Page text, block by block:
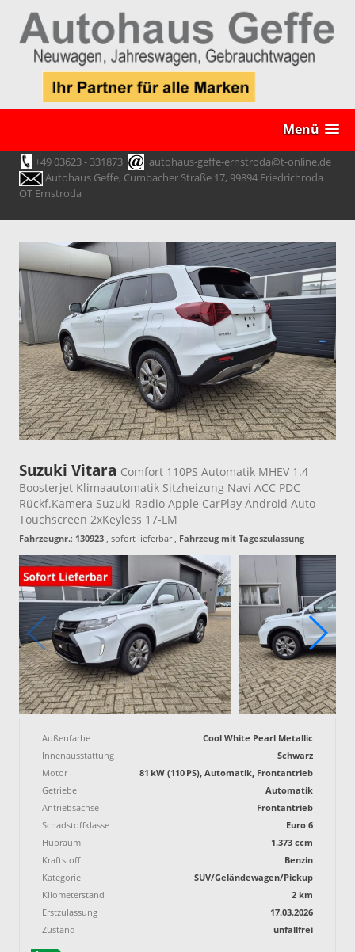
Menü
+49 03623 - 331873
autohaus-geffe-ernstroda@t-online.de
Autohaus Geffe, Cumbacher Straße 17, 99894 Friedrichroda
OT Ernstroda
Suzuki Vitara Comfort 110PS Automatik MHEV 1.4
Boosterjet Klimaautomatik Sitzheizung Navi ACC PDC
Rückf.Kamera Suzuki-Radio Apple CarPlay Android Auto
Touchscreen 2xKeyless 17-LM
Fahrzeugnr.: 130923 , sofort lieferbar, Fahrzeug mit Tageszulassung
Außenfarbe
Cool White Pearl Metallic
Innenausstattung
Schwarz
Motor
81 kW (110 PS), Automatik, Frontantrieb
Getriebe
Automatik
Antriebsachse
Frontantrieb
Schadstoffklasse
Euro 6
Hubraum
1.373 ccm
Kraftstoff
Benzin
Kategorie
SUV/Geländewagen/Pickup
Kilometerstand
2 km
Erstzulassung
17.03.2026
Zustand
unfallfrei